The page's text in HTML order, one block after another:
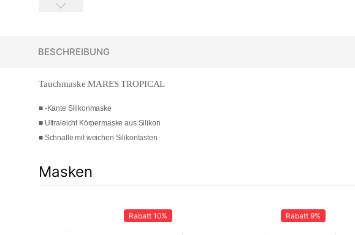
BESCHREIBUNG
Tauchmaske MARES TROPICAL
■ -Kante Silikonmaske
■ Ultraleicht Körpermaske aus Silikon
■ Schnalle mit weichen Silikontasten
Masken
Rabatt 10% Rabatt 9%